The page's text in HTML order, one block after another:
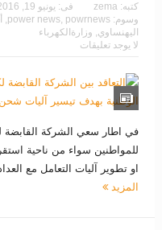
كتبه: zema فى: يونيو 19, 2016
وسوم:
power news, powrnews
,
اليهنساوي, وزارةالكهرباء
لا يوجد تعليقات
في اطار سعي الشركة القابضة
للمواطنين سواء من ناحية
او تطوير آليات التعامل مع
المزيد